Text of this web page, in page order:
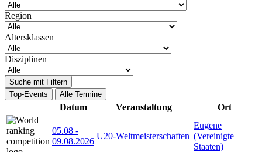
Region
Altersklassen
Disziplinen
Suche mit Filtern
Top-Events
Alle Termine
Datum Veranstaltung Ort
05.08 -
09.08.2026
U20-Weltmeisterschaften
Eugene
(Vereinigte
Staaten)